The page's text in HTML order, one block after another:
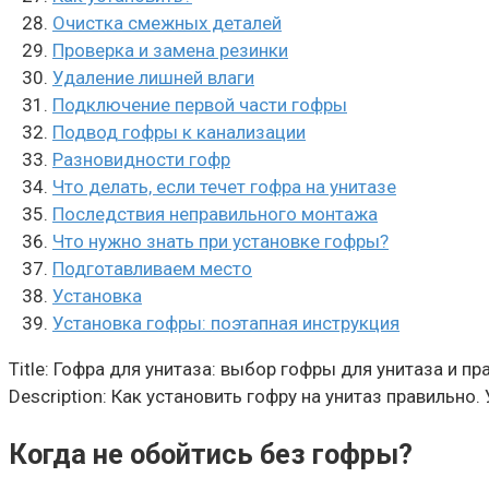
Очистка смежных деталей
Проверка и замена резинки
Удаление лишней влаги
Подключение первой части гофры
Подвод гофры к канализации
Разновидности гофр
Что делать, если течет гофра на унитазе
Последствия неправильного монтажа
Что нужно знать при установке гофры?
Подготавливаем место
Установка
Установка гофры: поэтапная инструкция
Title: Гофра для унитаза: выбор гофры для унитаза и
Description: Как установить гофру на унитаз
Когда не обойтись без гофры?